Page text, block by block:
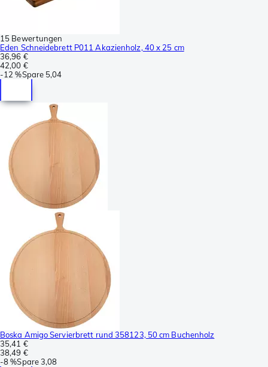
15 Bewertungen
Eden Schneidebrett P011 Akazienholz, 40 x 25 cm
36,96 €
42,00 €
-12 %Spare 5,04
Boska Amigo Servierbrett rund 358123, 50 cm Buchenholz
35,41 €
38,49 €
-8 %Spare3,08